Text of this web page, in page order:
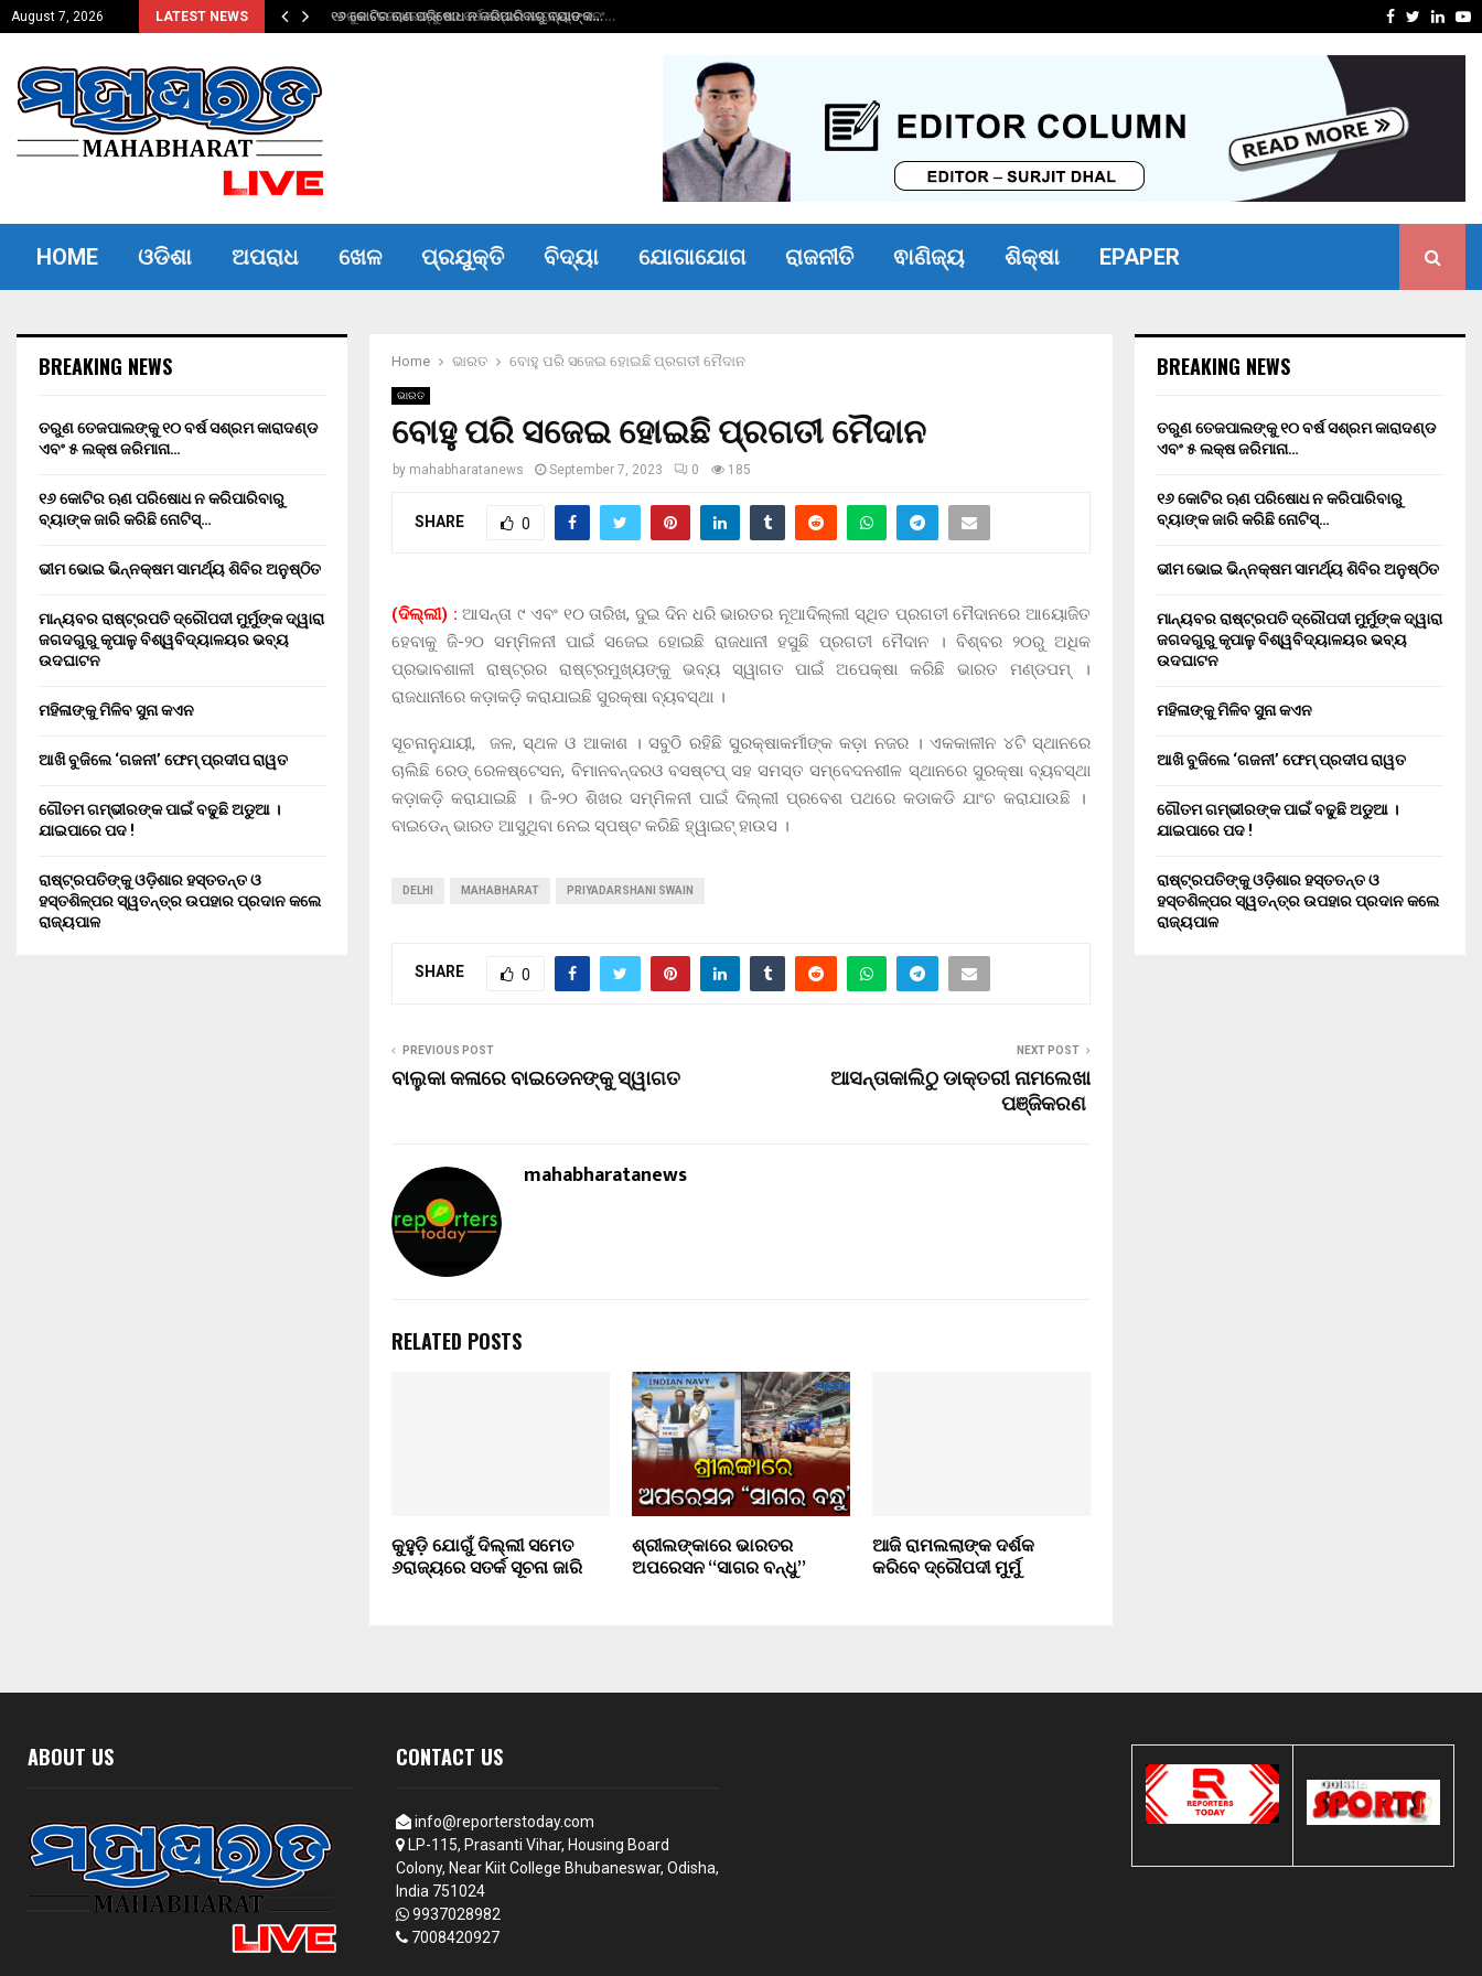
August 7, 2026 LATEST NEWS
ଏବଂ… ୧୬ କୋଟିର ଋଣ ପରିଷୋଧ ନ କରିପାରିବାରୁ ବ୍ୟାଙ୍କ… Facebook
Twitter
HOME ଓଡିଶା ଅପରାଧ ଖେଳ ପ୍ରଯୁକ୍ତି ବିଦ୍ୟା ଯୋଗାଯୋଗ ରାଜନୀତି ଵାଣିଜ୍ୟ ଶିକ୍ଷା EPAPER
Home ଭାରତ ବୋହୁ ପରି ସଜେଇ ହୋଇଛି ପ୍ରଗତୀ ମୈଦାନ
ଭାରତ
ବୋହୁ ପରି ସଜେଇ ହୋଇଛି ପ୍ରଗତୀ ମୈଦାନ
by mahabharatanews September 7, 2023 0 185
SHARE 0
(ଦିଲ୍ଲୀ) : ଆସନ୍ତା ୯ ଏବଂ ୧୦ ତାରିଖ, ଦୁଇ ଦିନ ଧରି ଭାରତର ନୂଆଦିଲ୍ଲୀ ସ୍ଥିତ ପ୍ରଗତୀ ମୈଦାନରେ ଆୟୋଜିତ
ହେବାକୁ ଜି-୨୦ ସମ୍ମିଳନୀ ପାଇଁ ସଜେଇ ହୋଇଛି ରାଜଧାନୀ ହସୁଛି ପ୍ରଗତୀ ମୈଦାନ । ବିଶ୍ବର ୨୦ରୁ ଅଧିକ
ପ୍ରଭାବଶାଳୀ ରାଷ୍ଟ୍ରର ରାଷ୍ଟ୍ରମୁଖ୍ୟଙ୍କୁ ଭବ୍ୟ ସ୍ୱାଗତ ପାଇଁ ଅପେକ୍ଷା କରିଛି ଭାରତ ମଣ୍ଡପମ୍ ।
ରାଜଧାନୀରେ କଡ଼ାକଡ଼ି କରାଯାଇଛି ସୁରକ୍ଷା ବ୍ୟବସ୍ଥା ।
ସୂଚନାନୁଯାୟୀ, ଜଳ, ସ୍ଥଳ ଓ ଆକାଶ । ସବୁଠି ରହିଛି ସୁରକ୍ଷାକର୍ମୀଙ୍କ କଡ଼ା ନଜର । ଏକକାଳୀନ ୪ଟି ସ୍ଥାନରେ
ଚାଲିଛି ରେଡ୍ ରେଳଷ୍ଟେସନ, ବିମାନବନ୍ଦରଓ ବସଷ୍ଟପ୍ ସହ ସମସ୍ତ ସମ୍ବେଦନଶୀଳ ସ୍ଥାନରେ ସୁରକ୍ଷା ବ୍ୟବସ୍ଥା
କଡ଼ାକଡ଼ି କରାଯାଇଛି । ଜି-୨୦ ଶିଖର ସମ୍ମିଳନୀ ପାଇଁ ଦିଲ୍ଲୀ ପ୍ରବେଶ ପଥରେ କଡାକଡି ଯାଂଚ କରାଯାଉଛି ।
ବାଇଡେନ୍ ଭାରତ ଆସୁଥିବା ନେଇ ସ୍ପଷ୍ଟ କରିଛି ହ୍ୱାଇଟ୍ ହାଉସ ।
DELHI MAHABHARAT PRIYADARSHANI SWAIN
SHARE 0
PREVIOUS POST
ବାଲୁକା କଳାରେ ବାଇଡେନଙ୍କୁ ସ୍ୱାଗତ
NEXT POST
ଆସନ୍ତାକାଲିଠୁ ଡାକ୍ତରୀ ନାମଲେଖା
ପଞ୍ଜିକରଣ
mahabharatanews
RELATED POSTS
କୁହୁଡ଼ି ଯୋଗୁଁ ଦିଲ୍ଲୀ ସମେତ
୬ରାଜ୍ୟରେ ସତର୍କ ସୂଚନା ଜାରି
ଶ୍ରୀଲଙ୍କାରେ ଭାରତର
ଅପରେସନ “ସାଗର ବନ୍ଧୁ”
ଆଜି ରାମଲଲାଙ୍କ ଦର୍ଶକ
କରିବେ ଦ୍ରୌପଦୀ ମୁର୍ମୁ
BREAKING NEWS
ତରୁଣ ତେଜପାଲଙ୍କୁ ୧୦ ବର୍ଷ ସଶ୍ରମ କାରାଦଣ୍ଡ
ଏବଂ ₹୫ ଲକ୍ଷ ଜରିମାନା…
୧୬ କୋଟିର ଋଣ ପରିଷୋଧ ନ କରିପାରିବାରୁ
ବ୍ୟାଙ୍କ ଜାରି କରିଛି ନୋଟିସ୍…
ଭୀମ ଭୋଇ ଭିନ୍ନକ୍ଷମ ସାମର୍ଥ୍ୟ ଶିବିର ଅନୁଷ୍ଠିତ
ମାନ୍ୟବର ରାଷ୍ଟ୍ରପତି ଦ୍ରୌପଦୀ ମୁର୍ମୁଙ୍କ ଦ୍ୱାରା
ଜଗଦଗୁରୁ କୃପାଳୁ ବିଶ୍ୱବିଦ୍ୟାଳୟର ଭବ୍ୟ
ଉଦଘାଟନ
ମହିଳାଙ୍କୁ ମିଳିବ ସୁନା କଏନ
ଆଖି ବୁଜିଲେ ‘ଗଜନୀ’ ଫେମ୍ ପ୍ରଦୀପ ରାୱତ
ଗୌତମ ଗମ୍ଭୀରଙ୍କ ପାଇଁ ବଢୁଛି ଅଡୁଆ ।
ଯାଇପାରେ ପଦ !
ରାଷ୍ଟ୍ରପତିଙ୍କୁ ଓଡ଼ିଶାର ହସ୍ତତନ୍ତ ଓ
ହସ୍ତଶିଳ୍ପର ସ୍ୱତନ୍ତ୍ର ଉପହାର ପ୍ରଦାନ କଲେ
ରାଜ୍ୟପାଳ
BREAKING NEWS
ତରୁଣ ତେଜପାଲଙ୍କୁ ୧୦ ବର୍ଷ ସଶ୍ରମ କାରାଦଣ୍ଡ
ଏବଂ ₹୫ ଲକ୍ଷ ଜରିମାନା…
୧୬ କୋଟିର ଋଣ ପରିଷୋଧ ନ କରିପାରିବାରୁ
ବ୍ୟାଙ୍କ ଜାରି କରିଛି ନୋଟିସ୍…
ଭୀମ ଭୋଇ ଭିନ୍ନକ୍ଷମ ସାମର୍ଥ୍ୟ ଶିବିର ଅନୁଷ୍ଠିତ
ମାନ୍ୟବର ରାଷ୍ଟ୍ରପତି ଦ୍ରୌପଦୀ ମୁର୍ମୁଙ୍କ ଦ୍ୱାରା
ଜଗଦଗୁରୁ କୃପାଳୁ ବିଶ୍ୱବିଦ୍ୟାଳୟର ଭବ୍ୟ
ଉଦଘାଟନ
ମହିଳାଙ୍କୁ ମିଳିବ ସୁନା କଏନ
ଆଖି ବୁଜିଲେ ‘ଗଜନୀ’ ଫେମ୍ ପ୍ରଦୀପ ରାୱତ
ଗୌତମ ଗମ୍ଭୀରଙ୍କ ପାଇଁ ବଢୁଛି ଅଡୁଆ ।
ଯାଇପାରେ ପଦ !
ରାଷ୍ଟ୍ରପତିଙ୍କୁ ଓଡ଼ିଶାର ହସ୍ତତନ୍ତ ଓ
ହସ୍ତଶିଳ୍ପର ସ୍ୱତନ୍ତ୍ର ଉପହାର ପ୍ରଦାନ କଲେ
ରାଜ୍ୟପାଳ
ABOUT US CONTACT US
info@reporterstoday.com
LP-115, Prasanti Vihar, Housing Board
Colony, Near Kiit College Bhubaneswar, Odisha,
India 751024
9937028982
7008420927